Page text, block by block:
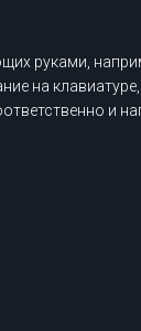
руками,
на
и